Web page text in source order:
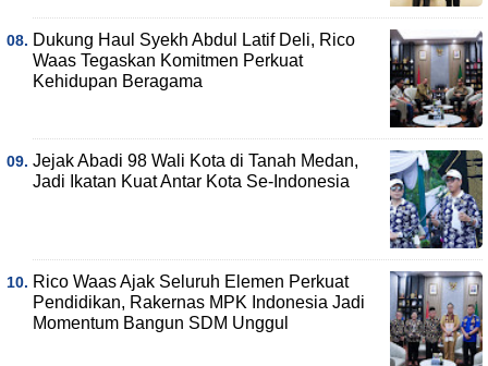
Dukung Haul Syekh Abdul Latif Deli, Rico
Waas Tegaskan Komitmen Perkuat
Kehidupan Beragama
Jejak Abadi 98 Wali Kota di Tanah Medan,
Jadi Ikatan Kuat Antar Kota Se-Indonesia
Rico Waas Ajak Seluruh Elemen Perkuat
Pendidikan, Rakernas MPK Indonesia Jadi
Momentum Bangun SDM Unggul